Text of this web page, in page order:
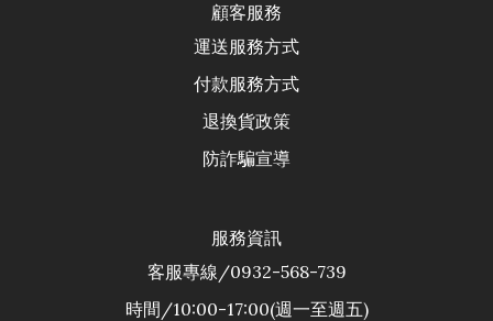
顧客服務
運送服務方式
付款服務方式
退換貨政策
防詐騙宣導
服務資訊
客服專線/0932-568-739
時間/10:00-17:00(週一至週五)